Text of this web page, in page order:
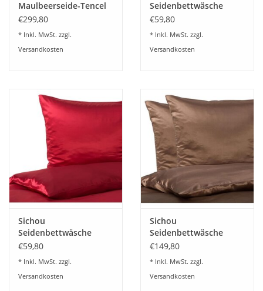
Maulbeerseide-Tencel
Hina (double face)
€299,80
* Inkl. MwSt. zzgl.
Versandkosten
Seidenbettwäsche
Satin mintgrün Uni
Maulbeerseide
€59,80
* Inkl. MwSt. zzgl.
Versandkosten
Sichou
Seidenbettwäsche
Satin weinrot Uni 100%
€59,80
* Inkl. MwSt. zzgl.
Versandkosten
Sichou
Seidenbettwäsche
Satin nußbraun Uni
Maulbeerseide
€149,80
* Inkl. MwSt. zzgl.
Versandkosten